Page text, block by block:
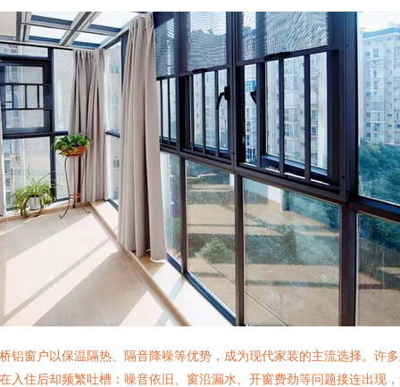
铝窗户以保温隔热、隔音降噪等优势，成为现代家装的主流选择。许
入住后却频繁吐槽：噪音依旧、窗沿漏水、开窗费劲等问题接连出现